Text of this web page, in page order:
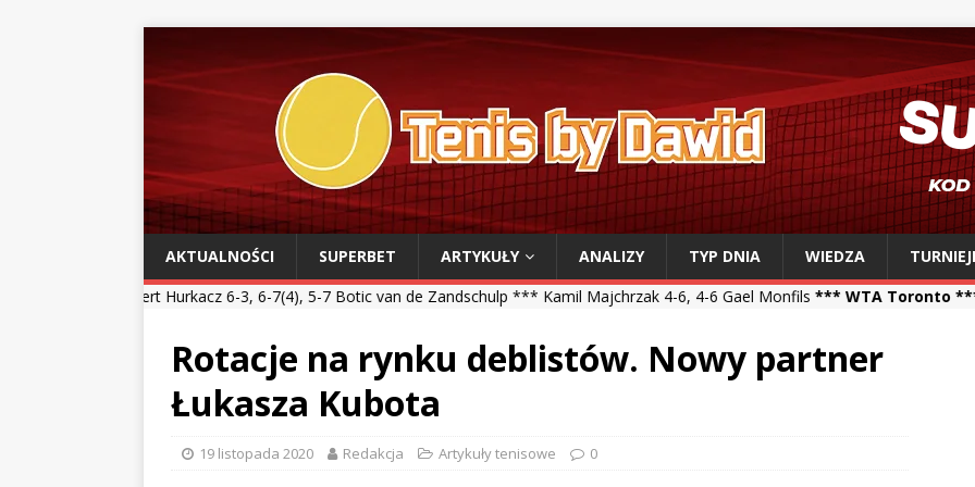
AKTUALNOŚCI SUPERBET ARTYKUŁY ANALIZY TYP DNIA WIEDZA
Hurkacz 6-3, 6-7(4), 5-7 Botic van de Zandschulp *** Kamil Majchrzak 4-6, 4-6 Gael Monfils*** WTA Toronto ***Iga Świątek 3-6,
Rotacje na rynku deblistów. Nowy partner
Łukasza Kubota
19 listopada 2020 Redakcja Artykuły tenisowe 0